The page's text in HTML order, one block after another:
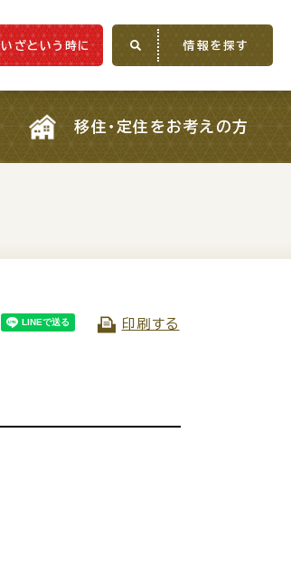
いざという時に 情報を探す
いざという時に 情報を探す
移住・定住をお考えの方
印刷する